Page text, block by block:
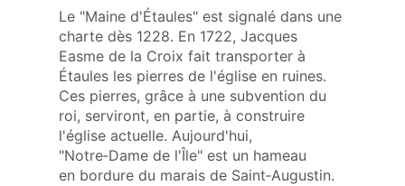
Le "Maine d'Étaules" est signalé dans une
charte dès 1228. En 1722, Jacques
Easme de la Croix fait transporter à
Étaules les pierres de l'église en ruines.
Ces pierres, grâce à une subvention du
roi, serviront, en partie, à construire
l'église actuelle. Aujourd'hui,
"Notre‑Dame de l'Île" est un hameau
en bordure du marais de Saint‑Augustin.